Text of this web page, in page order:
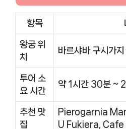
항목
왕궁 위
치
바르샤바 구시가지
투어 소
요 시간
약 1시간 30분 ~
추천 맛
집
Pierogarnia
U Fukiera, Cafe